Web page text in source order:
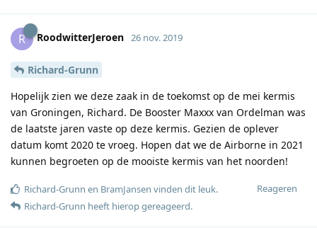
R RoodwitterJeroen 26 nov. 2019
Richard-Grunn
Hopelijk zien we deze zaak in de toekomst op de mei kermis
van Groningen, Richard. De Booster Maxxx van Ordelman was
de laatste jaren vaste op deze kermis. Gezien de oplever
datum komt 2020 te vroeg. Hopen dat we de Airborne in 2021
kunnen begroeten op de mooiste kermis van het noorden!
Reageren
Richard-Grunn en BramJansen vinden dit leuk.
Richard-Grunn heeft hierop gereageerd.